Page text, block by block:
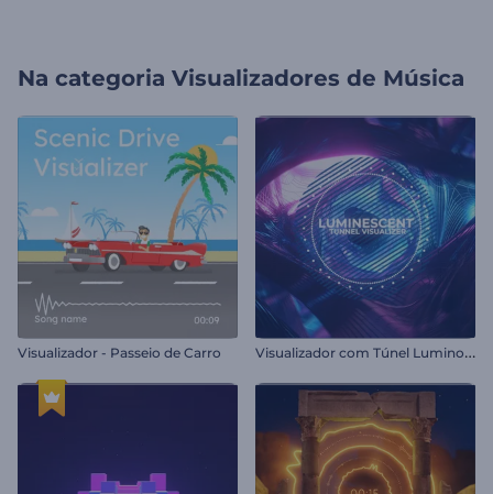
Na categoria Visualizadores de Música
Visualizador - Passeio de Carro V
isualizador com Túnel Luminoso